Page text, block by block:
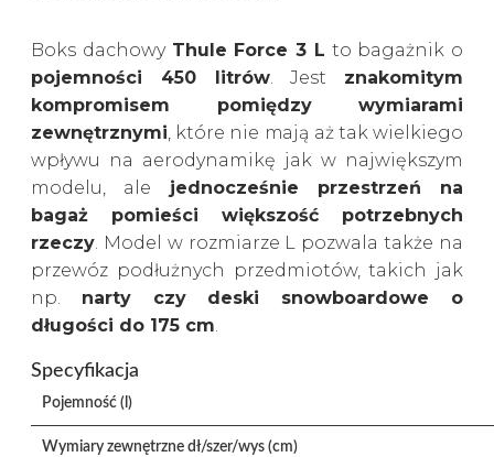
Boks dachowy Thule Force 3 L to bagażnik o
pojemności 450 litrów. Jest znakomitym
kompromisem pomiędzy wymiarami
zewnętrznymi , które nie mają aż tak wielkiego
wpływu na aerodynamikę jak w największym
modelu, ale jednocześnie przestrzeń na
bagaż pomieści większość potrzebnych
rzeczy . Model w rozmiarze L pozwala także na
przewóz podłużnych przedmiotów, takich jak
np. narty czy deski snowboardowe o
długości do 175 cm
Specyfikacja
Pojemność (l)
Wymiary zewnętrzne dł/szer/wys (cm)